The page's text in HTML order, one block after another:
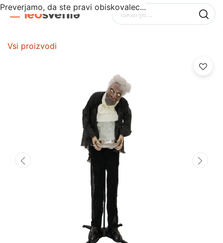
Vsi proizvodi
Preverjamo, da ste pravi obiskovalec...